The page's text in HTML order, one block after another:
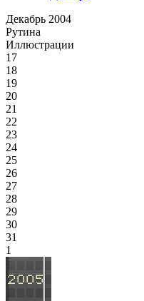
Декабрь 2004
Рутина
Иллюстрации
17
18
19
20
21
22
23
24
25
26
27
28
29
30
31
1